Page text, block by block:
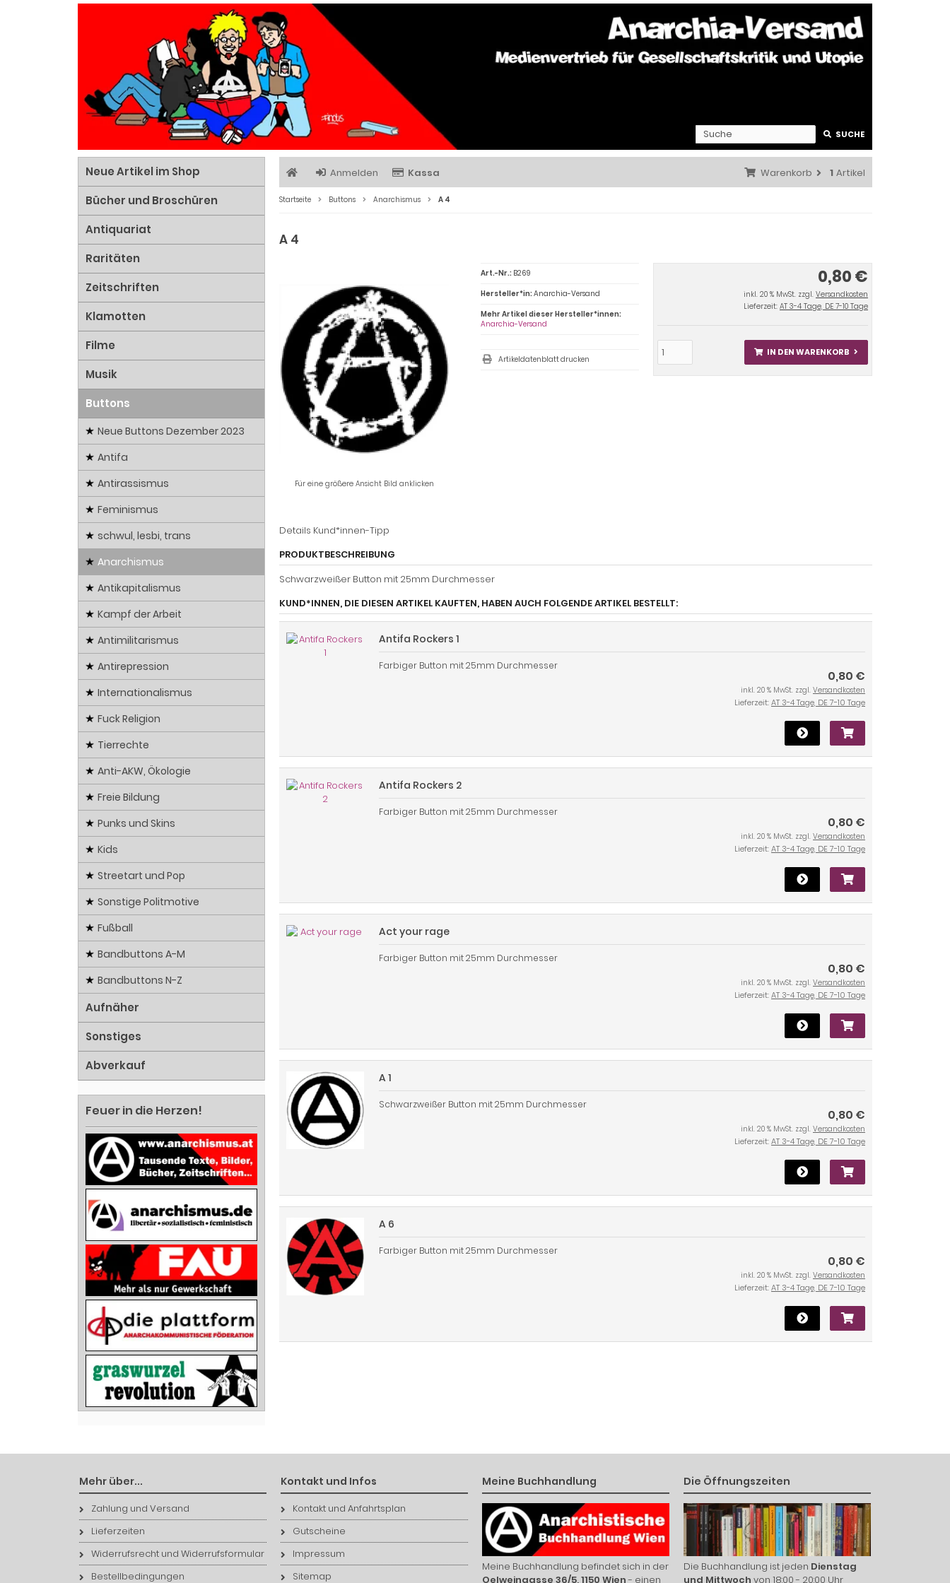
SUCHE
Anmelden Kassa Warenkorb 1 Artikel
Startseite Buttons Anarchismus A 4
A 4
Für eine größere Ansicht Bild anklicken
0,80 €
inkl. 20 % MwSt. zzgl. Versandkosten
Lieferzeit: AT 3-4 Tage, DE 7-10 Tage
IN DEN WARENKORB
Art.-Nr.: B269
Hersteller*in:Anarchia-Versand
Mehr Artikel dieser Hersteller*innen:
Anarchia-Versand
Artikeldatenblatt drucken
Details Kund*innen-Tipp
PRODUKTBESCHREIBUNG
Schwarzweißer Button mit 25mm Durchmesser
KUND*INNEN, DIE DIESEN ARTIKEL KAUFTEN, HABEN AUCH FOLGENDE ARTIKEL BESTELLT:
Antifa Rockers 1
Farbiger Button mit 25mm Durchmesser
0,80 €
inkl. 20 % MwSt. zzgl. Versandkosten
Lieferzeit:AT 3-4 Tage, DE 7-10 Tage
Antifa Rockers 2
Farbiger Button mit 25mm Durchmesser
0,80 €
inkl. 20 % MwSt. zzgl. Versandkosten
Lieferzeit:AT 3-4 Tage, DE 7-10 Tage
Act your rage
Farbiger Button mit 25mm Durchmesser
0,80 €
inkl. 20 % MwSt. zzgl. Versandkosten
Lieferzeit:AT 3-4 Tage, DE 7-10 Tage
A 1
Schwarzweißer Button mit 25mm Durchmesser
0,80 €
inkl. 20 % MwSt. zzgl. Versandkosten
Lieferzeit:AT 3-4 Tage, DE 7-10 Tage
A 6
Farbiger Button mit 25mm Durchmesser
0,80 €
inkl. 20 % MwSt. zzgl. Versandkosten
Lieferzeit:AT 3-4 Tage, DE 7-10 Tage
Neue Artikel im Shop
Bücher und Broschüren
Antiquariat
Raritäten
Zeitschriften
Klamotten
Filme
Musik
Buttons
Neue Buttons Dezember 2023
Antifa
Antirassismus
Feminismus
schwul, lesbi, trans
Anarchismus
Antikapitalismus
Kampf der Arbeit
Antimilitarismus
Antirepression
Internationalismus
Fuck Religion
Tierrechte
Anti-AKW, Ökologie
Freie Bildung
Punks und Skins
Kids
Streetart und Pop
Sonstige Politmotive
Fußball
Bandbuttons A-M
Bandbuttons N-Z
Aufnäher
Sonstiges
Abverkauf
Feuer in die Herzen!
Mehr über...
Zahlung und Versand
Lieferzeiten
Widerrufsrecht und Widerrufsformular
Bestellbedingungen
Kontakt und Infos
Kontakt und Anfahrtsplan
Gutscheine
Impressum
Sitemap
Meine Buchhandlung
Meine Buchhandlung befindet sich in der
Oelweingasse 36/5, 1150 Wien- einen
Die Öffnungszeiten
Die Buchhandlung ist jeden Dienstag
und Mittwoch von 18:00 - 20:00 Uhr